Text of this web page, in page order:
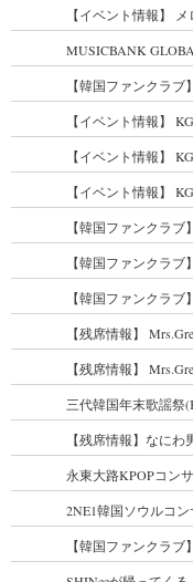
【イベント情報】
MUSICBANK
【韓国ファンクラブ
【イベント情報】
【イベント情報】
【イベント情報】
【韓国ファンクラ
【韓国ファンクラブ
【韓国ファンクラ
【残席情報】
【残席情報】
三代韓国年末歌謡祭
【残席情報】なに
永東大路KPOPコン
2NE1韓国ソウルコ
【韓国ファンクラブ